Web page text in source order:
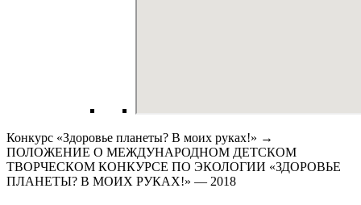
Конкурс «Здоровье планеты? В моих руках!» →
ПОЛОЖЕНИЕ О МЕЖДУНАРОДНОМ ДЕТСКОМ
ТВОРЧЕСКОМ КОНКУРСЕ ПО ЭКОЛОГИИ «ЗДОРОВЬЕ
ПЛАНЕТЫ? В МОИХ РУКАХ!» — 2018